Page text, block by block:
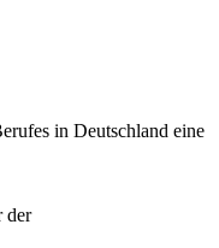
in Deutschland eine
der